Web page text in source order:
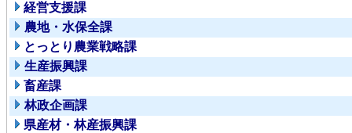
経営支援課
農地・水保全課
とっとり農業戦略課
生産振興課
畜産課
林政企画課
県産材・林産振興課